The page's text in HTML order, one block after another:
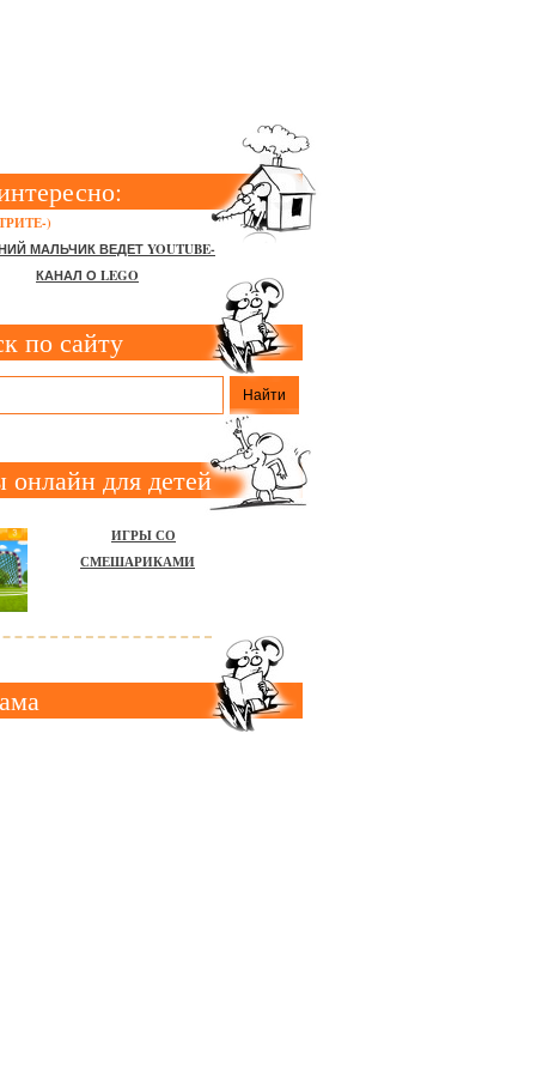
)
МАЛЬЧИК ВЕДЕТ YOUTUBE-
КАНАЛ О LEGO
по сайту
онлайн для детей
ИГРЫ СО
СМЕШАРИКАМИ